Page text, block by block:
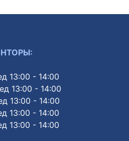
13:00 - 14:00
13:00 - 14:00
13:00 - 14:00
13:00 - 14:00
13:00 - 14:00